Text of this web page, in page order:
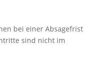
bei einer Absagefrist
sind nicht im